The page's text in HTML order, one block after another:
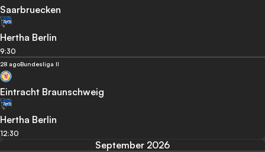
Saarbruecken
Hertha Berlin
9:30
28 agoBundesliga II
Eintracht Braunschweig
Hertha Berlin
12:30
September 2026